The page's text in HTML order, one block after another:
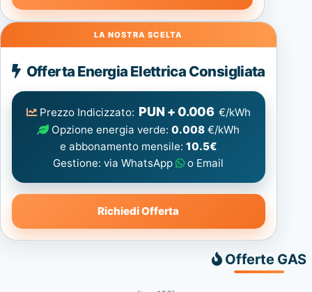
Energia
Elettrica
consigliata
Offerta Energia Elettrica Consigliata
Prezzo Indicizzato: PUN + 0.006 €/kWh
Opzione energia verde:0.008 €/kWh
e abbonamento mensile: 10.5€
Gestione: via WhatsApp
o Email
Richiedi Offerta
Offerte GAS